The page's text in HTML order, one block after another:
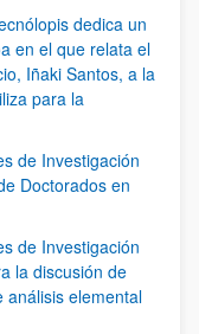
dedica un
en el que relata el
Iñaki Santos, a la
para la
de Investigación
Doctorados en
de Investigación
la discusión de
análisis elemental